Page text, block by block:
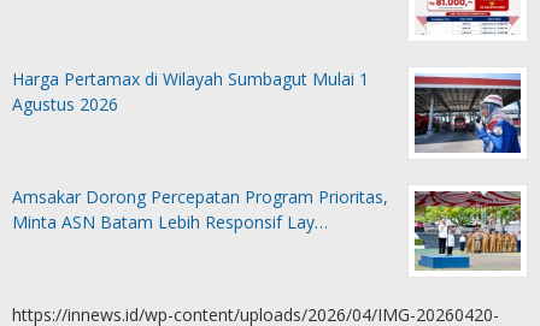
Harga Pertamax di Wilayah Sumbagut Mulai 1
Agustus 2026
Amsakar Dorong Percepatan Program Prioritas,
Minta ASN Batam Lebih Responsif Lay…
https://innews.id/wp-content/uploads/2026/04/IMG-20260420-